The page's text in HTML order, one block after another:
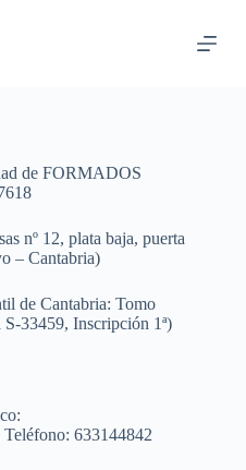
de FORMADOS
nº 12, plata baja, puerta
– Cantabria)
de Cantabria: Tomo
33459, Inscripción 1ª)
Teléfono: 633144842